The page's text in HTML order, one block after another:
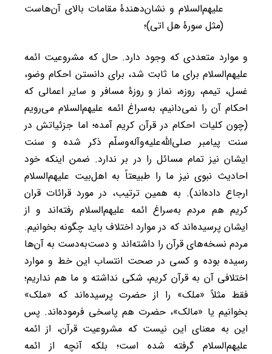
علیهم‌السلام و نشان‌دهندۀ مقامات بالای آن‌هاست
(مثل سورۀ هل اتی)؛
و موارد متعددی که وجود دارد. حال که مشروعیت ائمه
علیهم‌السلام برای ما ثابت شد، برای دانستن احکام وضو،
غسل، تیمم، روزه، نماز و روزۀ مسافر و سایر اعمالی که
احکام آن را نمی‌دانیم، به‌سراغ ائمه علیهم‌السلام می‌رویم
(چون کلیات احکام در قرآن کریم آمده؛ اما جزئیاتش در
سنت پیامبر صلی‌الله‌علیه‌وآله‌وسلّم ذکر شده و سنت
ایشان نیز تمام مسائل را در بر ندارد. ضمن اینکه خود
احادیث نبوی نیز ما را طبیعتاً به اهل‌بیت علیهم‌السلام
ارجاع داده‌اند). به همین ترتیب، در مورد قرائات قران
کریم هم مردم به‌سراغ ائمه علیهم‌السلام رفته‌اند و از
ایشان پرسیده‌اند که در موارد اختلاف باید چگونه بخوانیم.
مردم نسخه‌های قرآن را داشته‌اند و دست‌به‌دست به آن‌ها
رسیده بوده و کسی در صحت انتساب این خط و موارد
اختلافی آن به قرآن کریم، شکی نداشته و ما هم نداریم؛
فقط مثلاً «ملک» را از حضرت پرسیده‌اند که «ملک»
بخوانیم یا «مالک»، حضرت هم پاسخی فرموده‌اند. پس
این به معنای این نیست که مشروعیت قرآن، از ائمه
علیهم‌السلام گرفته شده است؛ بلکه آنچه از ائمه